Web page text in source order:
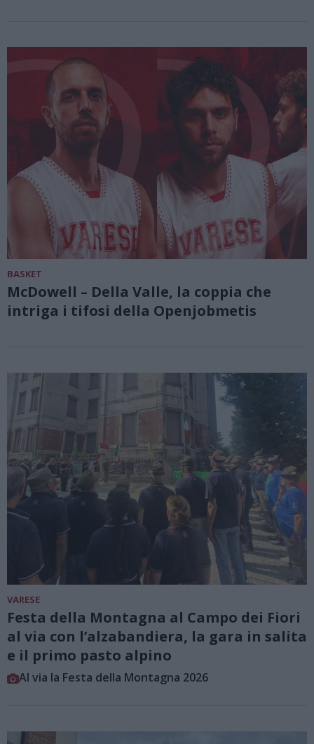
BASKET
McDowell – Della Valle, la coppia che
intriga i tifosi della Openjobmetis
VARESE
Festa della Montagna al Campo dei Fiori
al via con l’alzabandiera, la gara in salita
e il primo pasto alpino
Al via la Festa della Montagna 2026